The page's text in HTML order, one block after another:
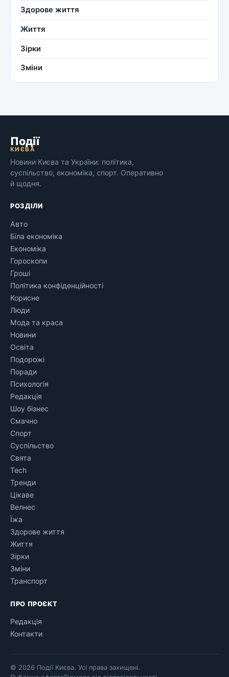
Здорове життя
Життя
Зірки
Зміни
Події
КИЄВА
Новини Києва та України: політика,
суспільство, економіка, спорт. Оперативно
й щодня.
РОЗДІЛИ
Авто
Біла економіка
Економіка
Гороскопи
Гроші
Політика конфіденційності
Корисне
Люди
Мода та краса
Новини
Освіта
Подорожі
Поради
Психологія
Редакція
Шоу бізнес
Смачно
Спорт
Суспільство
Свята
Tech
Тренди
Цікаве
Велнес
Їжа
Здорове життя
Життя
Зірки
Зміни
Транспорт
ПРО ПРОЄКТ
Редакція
Контакти
© 2026 Події Києва. Усі права захищені.